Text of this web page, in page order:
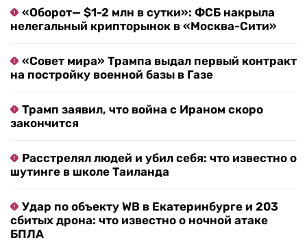
«Оборот— $1-2 млн в сутки»: ФСБ накрыла
нелегальный крипторынок в «Москва-Сити»
«Совет мира» Трампа выдал первый контракт
на постройку военной базы в Газе
Трамп заявил, что война с Ираном скоро
закончится
Расстрелял людей и убил себя: что известно о
шутинге в школе Таиланда
Удар по объекту WB в Екатеринбурге и 203
сбитых дрона: что известно о ночной атаке
БПЛА